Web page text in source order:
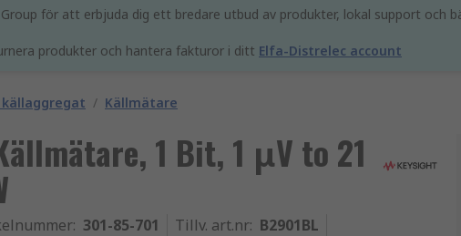
för att erbjuda dig ett bredare utbud av produkter, lokal support och
produkter och hantera fakturor i ditt Elfa-Distrelec account
/ Källmätare
1 Bit, 1 μV to 21
: 301-85-701 Tillv. art.nr: B2901BL